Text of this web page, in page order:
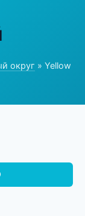
округ » Yellow